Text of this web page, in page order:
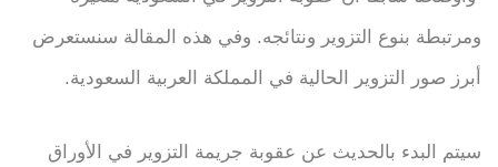
ومرتبطة بنوع التزوير ونتائجه. وفي هذه المقالة سنستعرض
أبرز صور التزوير الحالية في المملكة العربية السعودية.
سيتم البدء بالحديث عن عقوبة جريمة التزوير في الأوراق